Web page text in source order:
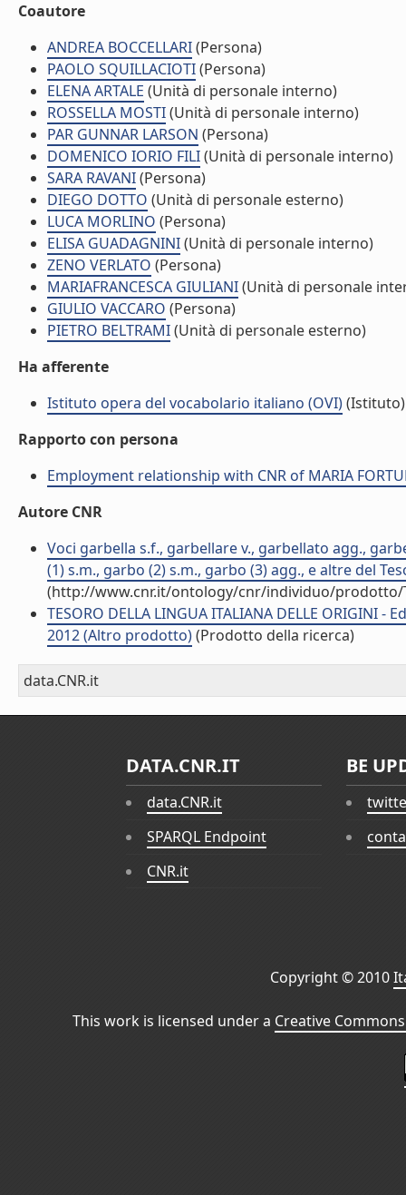
Coautore
ANDREA BOCCELLARI(Persona)
PAOLO SQUILLACIOTI(Persona)
ELENA ARTALE (Unità di personale interno)
ROSSELLA MOSTI(Unità di personale interno)
PAR GUNNAR LARSON (Persona)
DOMENICO IORIO FILI(Unità di personale interno)
SARA RAVANI(Persona)
DIEGO DOTTO (Unità di personale esterno)
LUCA MORLINO (Persona)
ELISA GUADAGNINI(Unità di personale interno)
ZENO VERLATO (Persona)
MARIAFRANCESCA GIULIANI(Unità di personale
GIULIO VACCARO (Persona)
PIETRO BELTRAMI(Unità di personale esterno)
Ha afferente
Istituto opera del vocabolario italiano (OVI)(Istituto)
Rapporto con persona
Employment relationship with CNR of MARIA
Autore CNR
Voci garbella s.f., garbellare v., garbellato agg.,
(1) s.m., garbo (2) s.m., garbo (3) agg., e altre del
(http://www.cnr.it/ontology/cnr/individuo/prodotto/
TESORO DELLA LINGUA ITALIANA DELLE ORIGINI
2012 (Altro prodotto)(Prodotto della ricerca)
data.CNR.it
DATA.CNR.IT
data.CNR.it
SPARQL Endpoint
CNR.it
BE
Copyright © 2010
This work is licensed under a Creative